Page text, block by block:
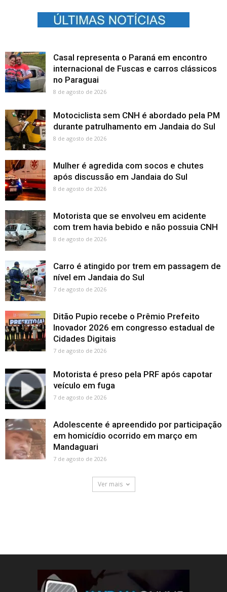
Casal representa o Paraná em encontro
internacional de Fuscas e carros clássicos
no Paraguai
8 de agosto de 2026
Motociclista sem CNH é abordado pela PM
durante patrulhamento em Jandaia do Sul
8 de agosto de 2026
Mulher é agredida com socos e chutes
após discussão em Jandaia do Sul
8 de agosto de 2026
Motorista que se envolveu em acidente
com trem havia bebido e não possuia CNH
8 de agosto de 2026
Carro é atingido por trem em passagem de
nível em Jandaia do Sul
7 de agosto de 2026
Ditão Pupio recebe o Prêmio Prefeito
Inovador 2026 em congresso estadual de
Cidades Digitais
7 de agosto de 2026
Motorista é preso pela PRF após capotar
veículo em fuga
7 de agosto de 2026
Adolescente é apreendido por participação
em homicídio ocorrido em março em
Mandaguari
7 de agosto de 2026
Ver mais